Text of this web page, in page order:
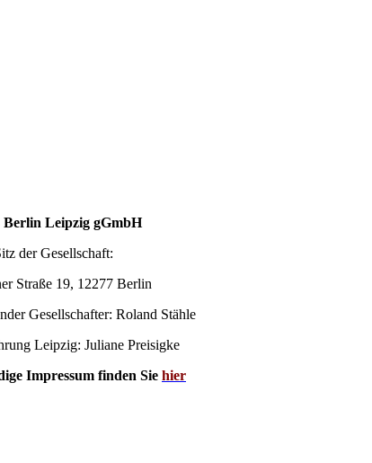
Leipzig gGmbH
der Gesellschaft:
Straße 19, 12277 Berlin
Gesellschafter: Roland Stähle
Leipzig: Juliane Preisigke
Impressum finden Sie hier